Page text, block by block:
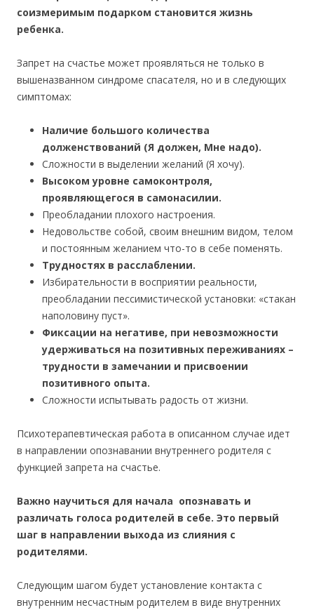
соизмеримым подарком становится жизнь
ребенка.
Запрет на счастье может проявляться не только в
вышеназванном синдроме спасателя, но и в следующих
симптомах:
Наличие большого количества
долженствований (Я должен, Мне надо).
Сложности в выделении желаний (Я хочу).
Высоком уровне самоконтроля,
проявляющегося в самонасилии.
Преобладании плохого настроения.
Недовольстве собой, своим внешним видом, телом
и постоянным желанием что-то в себе поменять.
Трудностях в расслаблении.
Избирательности в восприятии реальности,
преобладании пессимистической установки: «стакан
наполовину пуст».
Фиксации на негативе, при невозможности
удерживаться на позитивных переживаниях –
трудности в замечании и присвоении
позитивного опыта.
Сложности испытывать радость от жизни.
Психотерапевтическая работа в описанном случае идет
в направлении опознавании внутреннего родителя с
функцией запрета на счастье.
Важно научиться для начала опознавать и
различать голоса родителей в себе. Это первый
шаг в направлении выхода из слияния с
родителями.
Следующим шагом будет установление контакта с
внутренним несчастным родителем в виде внутренних